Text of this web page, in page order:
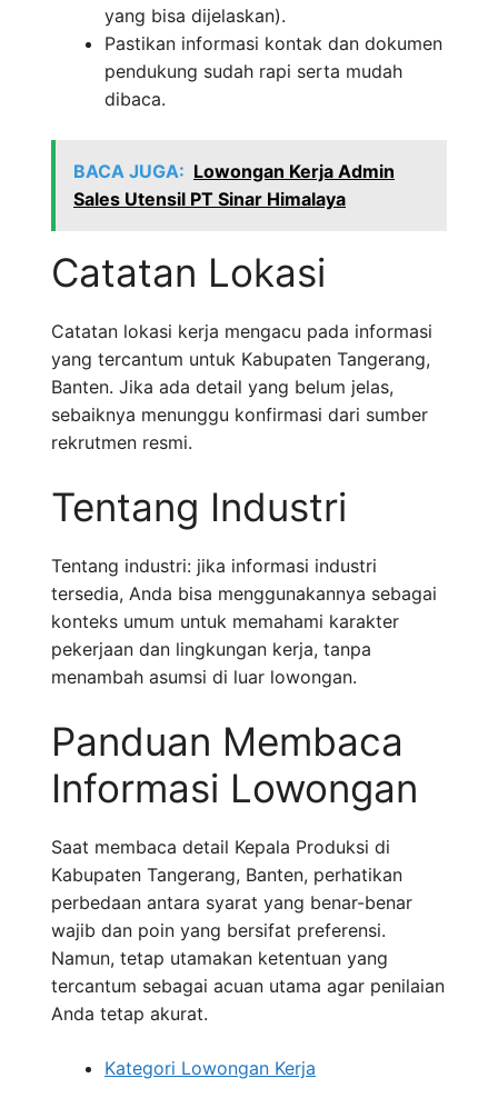
yang bisa dijelaskan).
Pastikan informasi kontak dan dokumen
pendukung sudah rapi serta mudah
dibaca.
BACA JUGA: Lowongan Kerja Admin
Sales Utensil PT Sinar Himalaya
Catatan Lokasi
Catatan lokasi kerja mengacu pada informasi
yang tercantum untuk Kabupaten Tangerang,
Banten. Jika ada detail yang belum jelas,
sebaiknya menunggu konfirmasi dari sumber
rekrutmen resmi.
Tentang Industri
Tentang industri: jika informasi industri
tersedia, Anda bisa menggunakannya sebagai
konteks umum untuk memahami karakter
pekerjaan dan lingkungan kerja, tanpa
menambah asumsi di luar lowongan.
Panduan Membaca
Informasi Lowongan
Saat membaca detail Kepala Produksi di
Kabupaten Tangerang, Banten, perhatikan
perbedaan antara syarat yang benar-benar
wajib dan poin yang bersifat preferensi.
Namun, tetap utamakan ketentuan yang
tercantum sebagai acuan utama agar penilaian
Anda tetap akurat.
Kategori Lowongan Kerja